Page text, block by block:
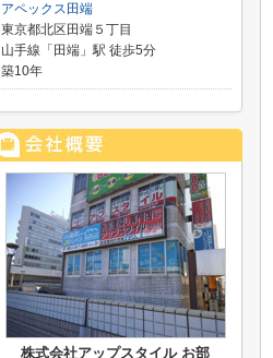
アペックス田端
東京都北区田端５丁目
山手線「田端」駅 徒歩5分
築10年
株式会社アップスタイル お部